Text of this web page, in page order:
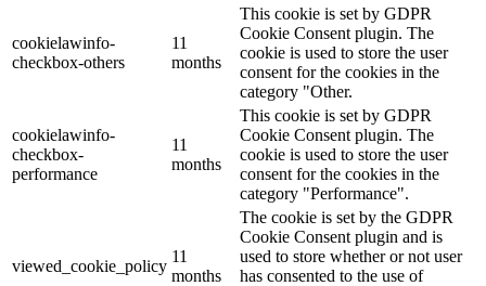
cookielawinfo-
checkbox-others
11
months
This cookie is set by GDPR
Cookie Consent plugin. The
cookie is used to store the user
consent for the cookies in the
category "Other.
cookielawinfo-
checkbox-
performance
11
months
This cookie is set by GDPR
Cookie Consent plugin. The
cookie is used to store the user
consent for the cookies in the
category "Performance".
viewed_cookie_policy
11
months
The cookie is set by the GDPR
Cookie Consent plugin and is
used to store whether or not user
has consented to the use of